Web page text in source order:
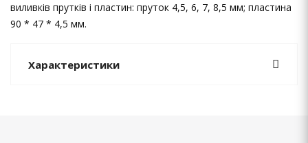
виливків прутків і пластин: пруток 4,5, 6, 7, 8,5 мм; пластина
90 * 47 * 4,5 мм.
Характеристики